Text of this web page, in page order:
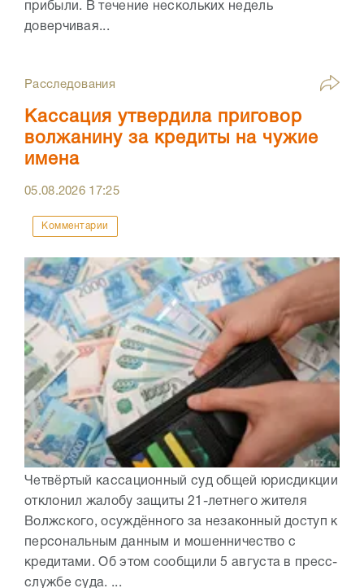
прибыли. В течение нескольких недель
доверчивая...
Расследования
Кассация утвердила приговор
волжанину за кредиты на чужие
имена
05.08.2026 17:25
Комментарии
Четвёртый кассационный суд общей юрисдикции
отклонил жалобу защиты 21-летнего жителя
Волжского, осуждённого за незаконный доступ к
персональным данным и мошенничество с
кредитами. Об этом сообщили 5 августа в пресс-
службе суда. ...